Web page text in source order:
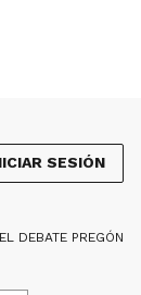
SESIÓN
DEBATE PREGÓN